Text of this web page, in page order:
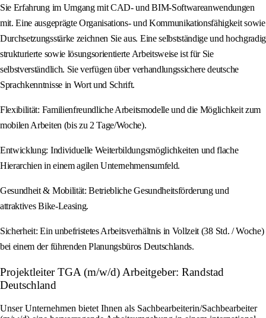
Sie Erfahrung im Umgang mit CAD- und BIM-Softwareanwendungen
mit. Eine ausgeprägte Organisations- und Kommunikationsfähigkeit sowie
Durchsetzungsstärke zeichnen Sie aus. Eine selbstständige und hochgradig
strukturierte sowie lösungsorientierte Arbeitsweise ist für Sie
selbstverständlich. Sie verfügen über verhandlungssichere deutsche
Sprachkenntnisse in Wort und Schrift.
Flexibilität: Familienfreundliche Arbeitsmodelle und die Möglichkeit zum
mobilen Arbeiten (bis zu 2 Tage/Woche).
Entwicklung: Individuelle Weiterbildungsmöglichkeiten und flache
Hierarchien in einem agilen Unternehmensumfeld.
Gesundheit & Mobilität: Betriebliche Gesundheitsförderung und
attraktives Bike-Leasing.
Sicherheit: Ein unbefristetes Arbeitsverhältnis in Vollzeit (38 Std. / Woche)
bei einem der führenden Planungsbüros Deutschlands.
Projektleiter TGA (m/w/d) Arbeitgeber: Randstad
Deutschland
Unser Unternehmen bietet Ihnen als Sachbearbeiterin/Sachbearbeiter